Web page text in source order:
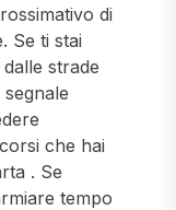
di
Se ti stai
strade
che hai
. Se
tempo